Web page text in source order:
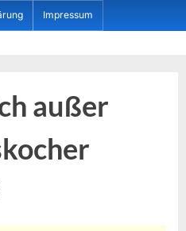
Impressum
außer